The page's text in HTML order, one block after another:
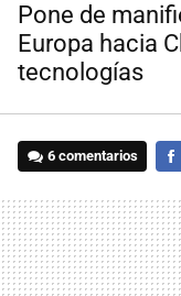
Pone de
Europa hacia
tecnologías
6 comentarios